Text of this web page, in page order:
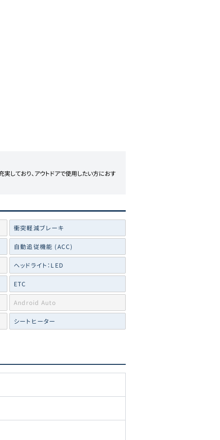
しており、アウトドアで使用したい方におす
衝突軽減ブレーキ
自動追従機能 (ACC)
ヘッドライト：LED
ETC
Android Auto
シートヒーター